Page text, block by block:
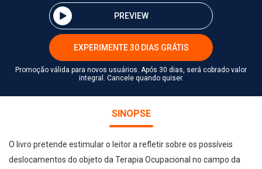
PREVIEW
EXPERIMENTE 30 DIAS GRÁTIS
Promoção válida para novos usuários. Após 30 dias, será cobrado valor
integral. Cancele quando quiser.
SINOPSE
O livro pretende estimular o leitor a refletir sobre os possíveis
deslocamentos do objeto da Terapia Ocupacional no campo da